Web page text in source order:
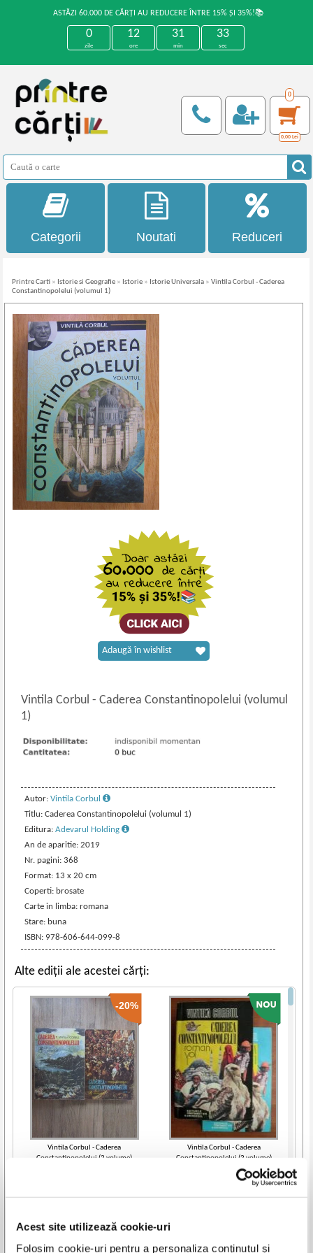
Acest site utilizează cookie-uri
Folosim cookie-uri pentru a personaliza conținutul și
ASTĂZI 60.000 DE CĂRȚI AU REDUCERE ÎNTRE 15% ȘI 35%!📚
0
zile
12
ore
31
min
33
sec
0
0,00 Lei
Categorii Noutati Reduceri
Printre Carti » Istorie si Geografie » Istorie » Istorie Universala »Vintila Corbul - Caderea
Constantinopolelui (volumul 1)
Vintila Corbul- Caderea Constantinopolelui (volumul
1)
Autor:Vintila Corbul
Titlu: Caderea Constantinopolelui (volumul 1)
Editura:Adevarul Holding
An de aparitie: 2019
Nr. pagini: 368
Format: 13 x 20 cm
Coperti: brosate
Carte in limba: romana
Stare: buna
ISBN: 978-606-644-099-8
Adaugă în wishlist
Alte ediții ale acestei cărți:
-20%
Vintila Corbul - Caderea
Constantinopolelui (2 volume)
Adaugă în coș
Vintila Corbul - Caderea
Constantinopolelui (2 volume)
Lei
Adaugă în coș
Vezi toate edițiile »